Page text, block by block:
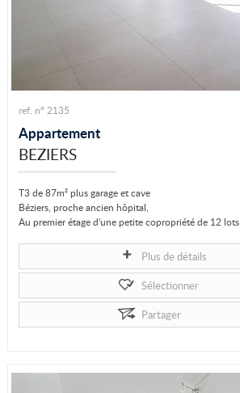
ref. n° 2135
Appartement
BEZIERS
T3 de 87m² plus garage et cave
Béziers, proche ancien hôpital,
Au premier étage d'une petite copropriété de 12 lots
Appartement F3 de 83m² entièrement refait,
Grand séjour de...
Plus de détails
Sélectionner
Partager